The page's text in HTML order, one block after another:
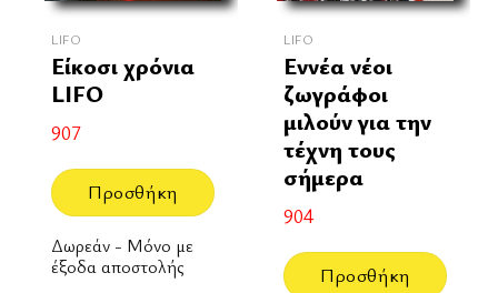
LIFO
Είκοσι χρόνια
LIFO
907
Προσθήκη
Δωρεάν - Μόνο με
έξοδα αποστολής
LIFO
Εννέα νέοι
ζωγράφοι
μιλούν για την
τέχνη τους
σήμερα
904
Προσθήκη